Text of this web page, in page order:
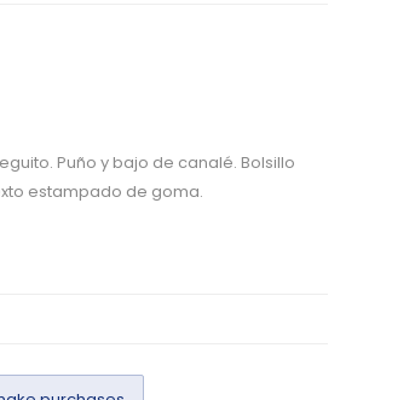
Puño y bajo de canalé. Bolsillo
estampado de goma.